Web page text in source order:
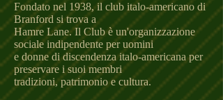
Fondato nel 1938, il club italo-americano di
Branford si trova a
Hamre Lane. Il Club è un'organizzazione
sociale indipendente per uomini
e donne di discendenza italo-americana per
preservare i suoi membri
tradizioni, patrimonio e cultura.